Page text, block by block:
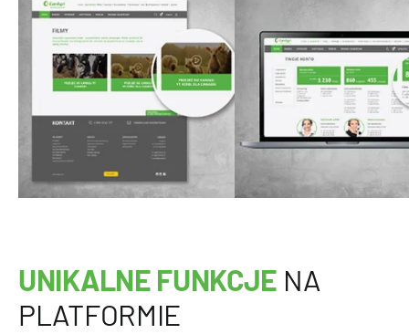
UNIKALNE FUNKCJE NA
PLATFORMIE